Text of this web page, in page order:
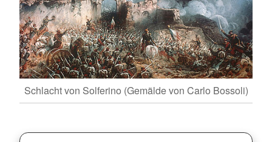
Schlacht von Solferino (Gemälde von Carlo Bossoli)